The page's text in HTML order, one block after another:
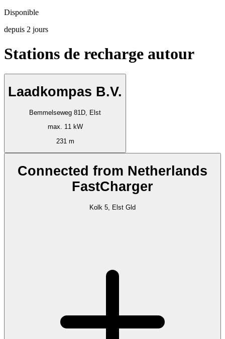
Disponible
depuis 2 jours
Stations de recharge autour
Laadkompas B.V.
Bemmelseweg 81D, Elst
max. 11 kW
231 m
Connected from Netherlands
FastCharger
Kolk 5, Elst Gld